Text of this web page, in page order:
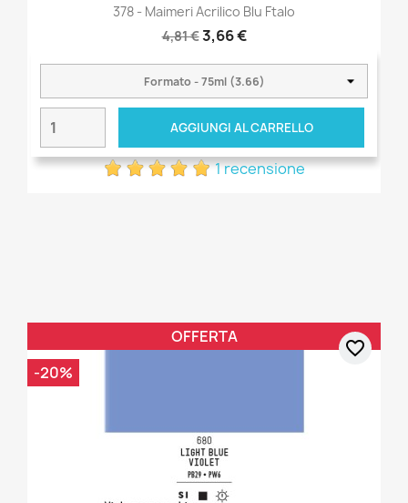
378 - Maimeri Acrilico Blu Ftalo
4,81 €3,66 €
AGGIUNGI AL CARRELLO
1 recensione
OFFERTA
-20%
favorite_border